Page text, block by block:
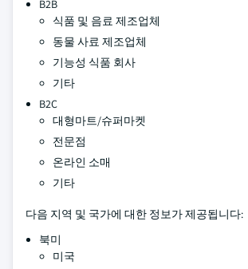
B2B
식품 및 음료 제조업체
동물 사료 제조업체
기능성 식품 회사
기타
B2C
대형마트/슈퍼마켓
전문점
온라인 소매
기타
다음 지역 및 국가에 대한 정보가 제공됩니다:
북미
미국